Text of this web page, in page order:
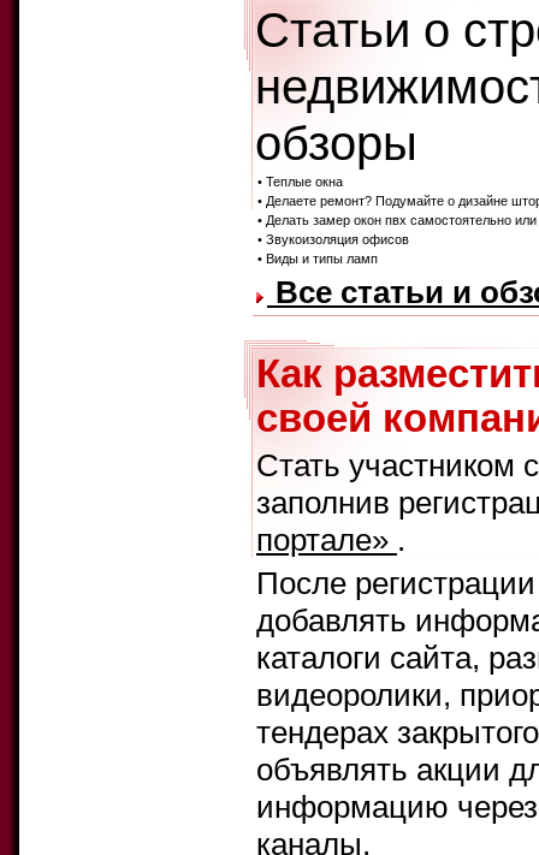
Статьи о
обзоры
• Теплые окна
• Делаете ремонт? Подумайте о дизайне
• Делать замер окон пвх самостоятельно
• Звукоизоляция офисов
• Виды и типы ламп
Все статьи и
Как
своей
Стать участником
заполнив
портале» .
После
добавлять
каталоги сайта,
видеоролики,
тендерах
объявлять акции
информацию
каналы.